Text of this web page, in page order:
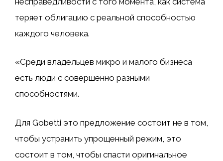
теряет облигацию с реальной способностью
каждого человека.
«Среди владельцев микро и малого бизнеса
есть люди с совершенно разными
способностями.
Для Gobetti это предложение состоит не в том,
чтобы устранить упрощенный режим, это
состоит в том, чтобы спасти оригинальное